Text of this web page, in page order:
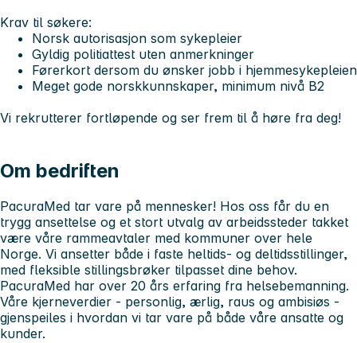
Krav til søkere:
Norsk autorisasjon som sykepleier
Gyldig politiattest uten anmerkninger
Førerkort dersom du ønsker jobb i hjemmesykepleien
Meget gode norskkunnskaper, minimum nivå B2
Vi rekrutterer fortløpende og ser frem til å høre fra deg!
Om bedriften
PacuraMed tar vare på mennesker! Hos oss får du en
trygg ansettelse og et stort utvalg av arbeidssteder takket
være våre rammeavtaler med kommuner over hele
Norge. Vi ansetter både i faste heltids- og deltidsstillinger,
med fleksible stillingsbrøker tilpasset dine behov.
PacuraMed har over 20 års erfaring fra helsebemanning.
Våre kjerneverdier - personlig, ærlig, raus og ambisiøs -
gjenspeiles i hvordan vi tar vare på både våre ansatte og
kunder.